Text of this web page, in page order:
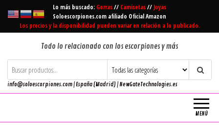
contenido
Lo más buscado: Gorras// Camisetas// Joyas
Soloescorpiones.com afiliado Oficial Amazon
Los precios y la disponibilidad pueden variar en relación a lo publicado.
Todo lo relacionado con los escorpiones y más
info@soloescorpiones.com | España (Madrid) | NewGateTechnologies.es
MENÚ